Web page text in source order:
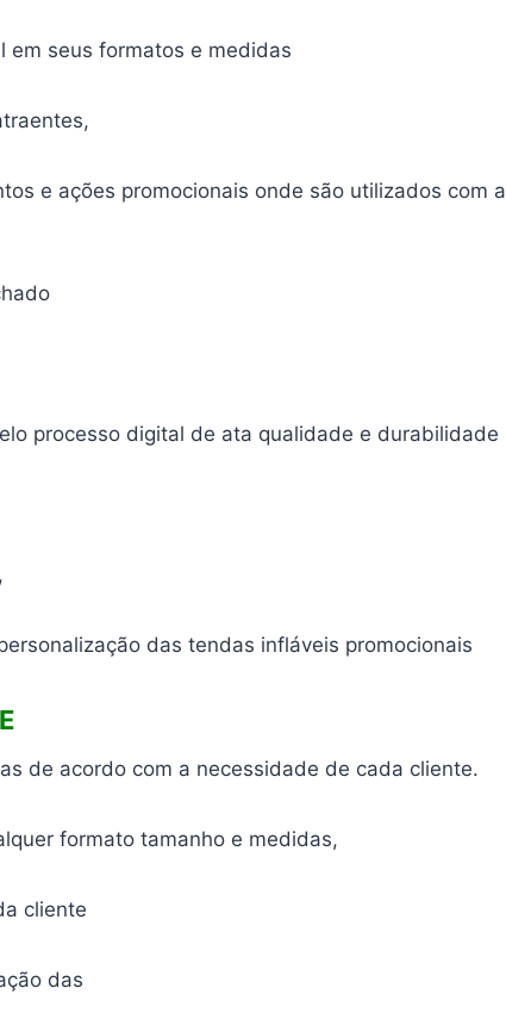
em seus formatos e medidas
e ações promocionais onde são utilizados com a
processo digital de ata qualidade e durabilidade
das tendas infláveis promocionais
de acordo com a necessidade de cada cliente.
formato tamanho e medidas,
cliente
das